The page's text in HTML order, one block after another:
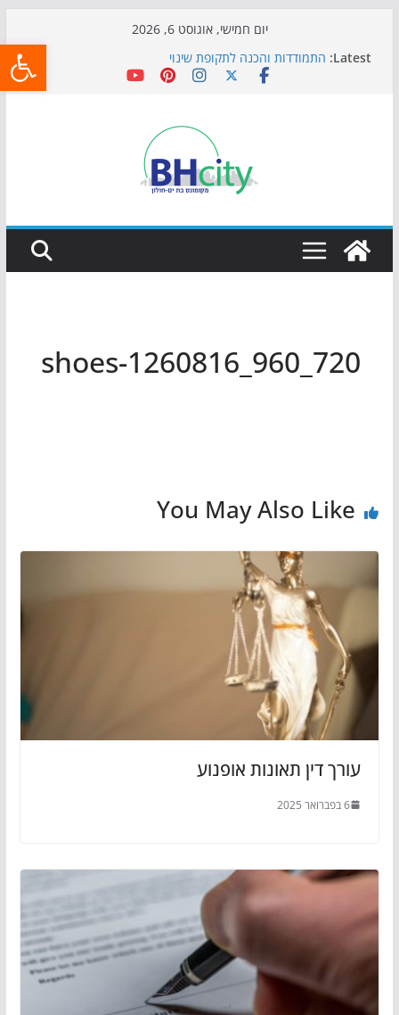
יום חמישי, אוגוסט 6, 2026
Latest: התמודדות והכנה לתקופת שינוי
אי ההרפתקאות ממשיך לכבוש את הגינות: מאות משפחות
כדורגל באווירה מיוחדת: הקרנת גמר המונדיאל בטרמינל
הקיץ של בני הנוער בבת־ים: חוף הריביירה הופך למרחב
בטוח בשעות הערב
shoes-1260816_960_720
You May Also Like
עורך דין תאונות אופנוע
6 בפברואר 2025